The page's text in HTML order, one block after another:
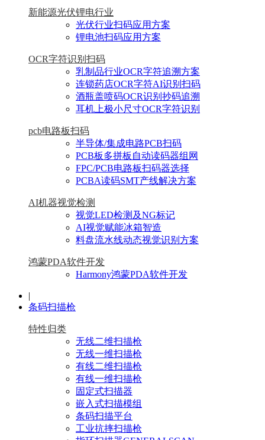
新能源光伏锂电行业
光伏行业扫码应用方案
锂电池扫码应用方案
OCR字符识别扫码
乳制品行业OCR字符追溯方案
连锁药店OCR字符AI识别扫码
酒瓶盖喷码OCR识别抄码追溯
耳机上极小尺寸OCR字符识别
pcb电路板扫码
半导体/集成电路PCB扫码
PCB板多拼板自动读码器组网
FPC/PCB电路板扫码器选择
PCBA读码SMT产线解决方案
AI机器视觉检测
视觉LED检测及NG标记
AI视觉赋能冰箱智造
料盘流水线动态视觉识别方案
鸿蒙PDA软件开发
Harmony鸿蒙PDA软件开发
|
条码扫描枪
特性归类
无线二维扫描枪
无线一维扫描枪
有线二维扫描枪
有线一维扫描枪
固定式扫描器
嵌入式扫描模组
条码扫描平台
工业抗摔扫描枪